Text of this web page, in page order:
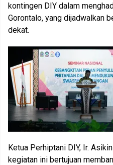
kontingen DIY dalam
Gorontalo, yang dijadwalkan
dekat.
Ketua Perhiptani DIY, Ir.
kegiatan ini bertujuan